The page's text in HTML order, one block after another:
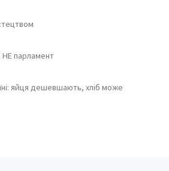
парламент
яйця дешевшають, хліб може